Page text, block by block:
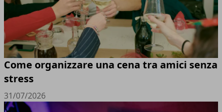
Come organizzare una cena tra amici senza
stress
31/07/2026